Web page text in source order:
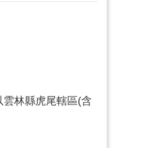
林縣虎尾轄區(含